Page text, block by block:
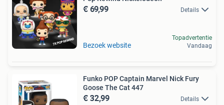
€ 69,99 Details
Bezoek website
Topadvertentie
Vandaag
Funko POP Captain Marvel Nick Fury
Goose The Cat 447
€ 32,99 Details